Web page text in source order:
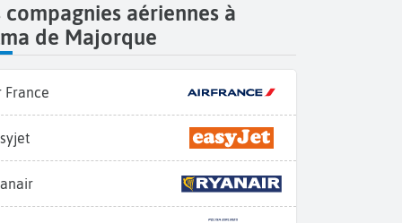
compagnies aériennes à
de Majorque
France